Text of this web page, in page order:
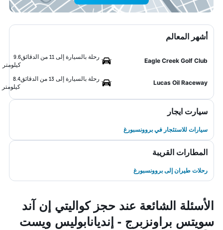
أشهر المعالم
Eagle Creek Golf Club
رحلة بالسيارة إلى 11 من الدقائق
9.6
كيلومتر
Lucas Oil Raceway
رحلة بالسيارة إلى 13 من الدقائق
8.4
كيلومتر
سيارت ايجار
سيارات للاستئجار في بروونسبورغ
المطارات القريبة
رحلات طيران إلى بروونسبورغ
الأسئلة الشائعة عند حجز كواليتي إن آند
سويتس براونزبرج - إنديانابوليس ويست